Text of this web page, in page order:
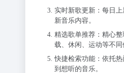
实时新歌更新：每日
新音乐内容。
精选歌单推荐：精心
载、休闲、运动等不同
快捷检索功能：依托
到想听的音乐。